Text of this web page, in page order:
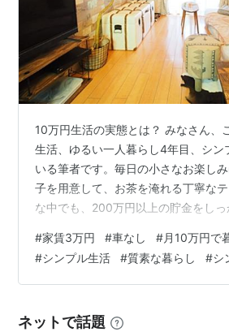
10万円生活の実態とは？ みなさん、
生活、ゆるい一人暮らし4年目、シン
いる筆者です。毎日の小さなお楽し
子を用意して、お茶を淹れる丁寧な
な中でも、200万円以上の貯金をし
～目次～ はじめに 第1部：「世間の
いらないこだわりを手放す 第2部：毎
かけは、ほどよく力を抜く 第3部：
けの「ほっとできる基準」を見つけ
#家賃3万円 #車なし #月10万円で
#シンプル生活 #質素な暮らし #シ
ネットで話題